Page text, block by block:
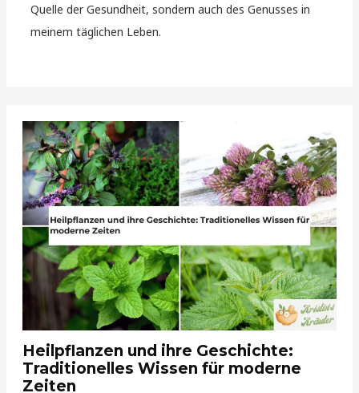
Quelle der Gesundheit, sondern auch des Genusses in
meinem täglichen Leben.
Heilpflanzen und ihre Geschichte:
Traditionelles Wissen für moderne
Zeiten